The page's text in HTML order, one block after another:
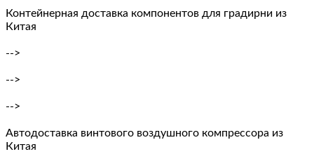
Контейнерная доставка компонентов для градирни из
Китая
-->
-->
-->
Автодоставка винтового воздушного компрессора из
Китая